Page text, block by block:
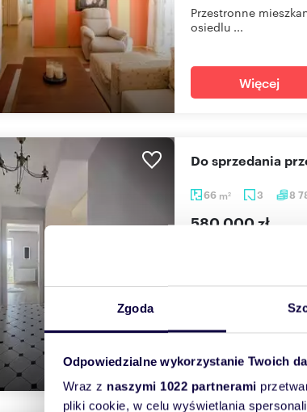
Zgoda
Odpowiedzialne wykorzystanie Twoich
Wraz z naszymi 1022 partnerami
pliki cookie, w celu wyświetlania
Przestronne
osiedlu ...
Więcej
66 m2 3 8
Do sprzedania
580 000 zł
Apartament – 3